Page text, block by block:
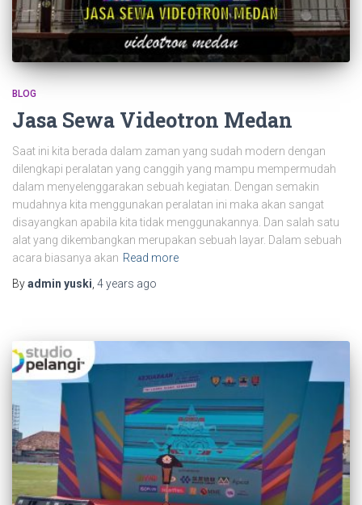
BLOG
Jasa Sewa Videotron Medan
Saat ini kita berada dalam zaman yang sudah modern dengan
dilengkapi peralatan yang canggih yang mampu mempermudah
dalam menyelenggarakan sebuah kegiatan. Dengan semakin
mudahnya kita menggunakan peralatan ini maka akan sangat
disayangkan apabila kita tidak menggunakannya. Dan salah satu
alat yang dikembangkan merupakan sebuah layar. Dalam sebuah
acara biasanya akan Read more
Byadmin yuski 4 years ago